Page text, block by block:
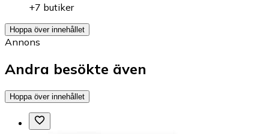
+7 butiker
Hoppa över innehållet
Annons
Andra besökte även
Hoppa över innehållet